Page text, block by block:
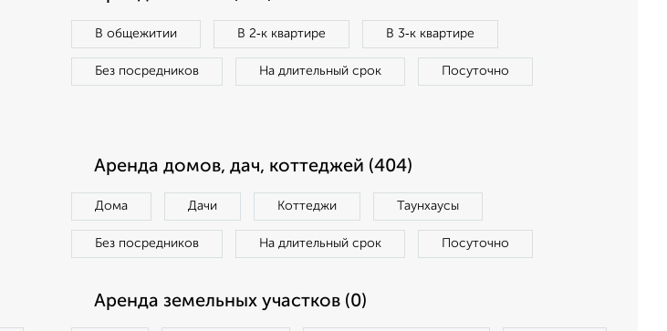
В общежитии В 2‑к квартире В 3‑к квартире
Без посредников На длительный срок Посуточно
Аренда домов, дач, коттеджей (404)
Дома Дачи Коттеджи Таунхаусы
Без посредников На длительный срок Посуточно
Аренда земельных участков (0)